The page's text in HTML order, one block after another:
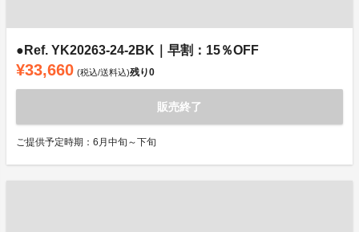
●Ref. YK20263-24-2BK｜早割：15％OFF
¥33,660 (税込/送料込)残り0
販売終了
ご提供予定時期：6月中旬～下旬